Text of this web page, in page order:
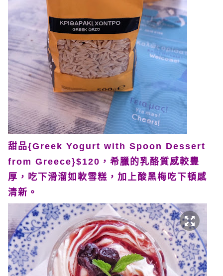
甜品{Greek Yogurt with Spoon Dessert
from Greece}$120，希臘的乳酪質感較豐
厚，吃下滑溜如軟雪糕，加上酸黑梅吃下頓感
清新。